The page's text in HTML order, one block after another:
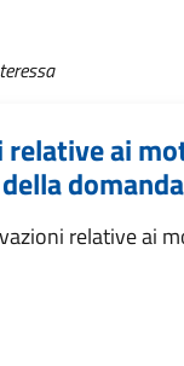
relative ai
domanda
relative ai